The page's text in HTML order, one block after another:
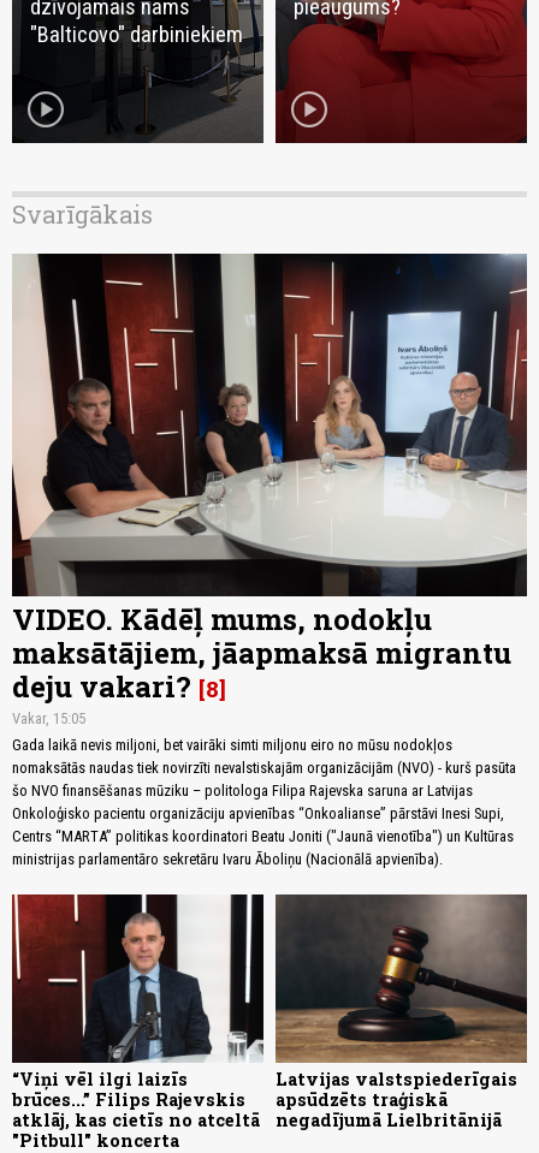
dzīvojamais nams
"Balticovo" darbiniekiem
play_circle
pieaugums?
play_circle
Svarīgākais
VIDEO. Kādēļ mums, nodokļu
maksātājiem, jāapmaksā migrantu
deju vakari? 8
Vakar, 15:05
Gada laikā nevis miljoni, bet vairāki simti miljonu eiro no mūsu nodokļos
nomaksātās naudas tiek novirzīti nevalstiskajām organizācijām (NVO) - kurš pasūta
šo NVO finansēšanas mūziku – politologa Filipa Rajevska saruna ar Latvijas
Onkoloģisko pacientu organizāciju apvienības “Onkoalianse” pārstāvi Inesi Supi,
Centrs “MARTA” politikas koordinatori Beatu Joniti ("Jaunā vienotība") un Kultūras
ministrijas parlamentāro sekretāru Ivaru Āboliņu (Nacionālā apvienība).
“Viņi vēl ilgi laizīs
brūces...” Filips Rajevskis
atklāj, kas cietīs no atceltā
"Pitbull" koncerta
Latvijas valstspiederīgais
apsūdzēts traģiskā
negadījumā Lielbritānijā